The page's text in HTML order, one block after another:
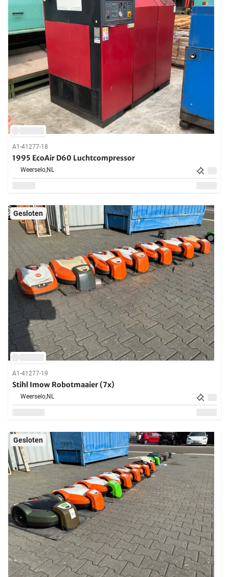
A1-41277-18
1995 EcoAir D60 Luchtcompressor
Weerselo,NL
Gesloten
A1-41277-19
Stihl Imow Robotmaaier (7x)
Weerselo,NL
Gesloten